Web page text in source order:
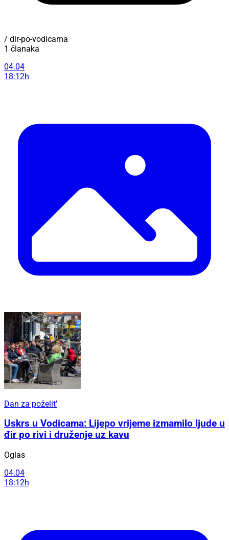
/ dir-po-vodicama
1 članaka
04.04
18:12h
Dan za poželit'
Uskrs u Vodicama: Lijepo vrijeme izmamilo ljude u
đir po rivi i druženje uz kavu
Oglas
04.04
18:12h